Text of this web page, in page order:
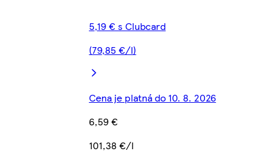
5,19 € s Clubcard
(79,85 €/l)
Cena je platná do 10. 8. 2026
6,59 €
101,38 €/l